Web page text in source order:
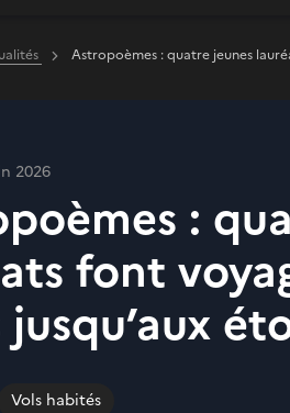
Astropoèmes : quatre jeunes
2026
:
font
Vols habités